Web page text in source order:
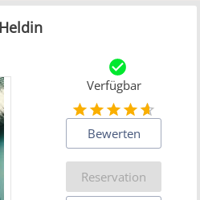
Heldin
Verfügbar
Bewerten
Reservation